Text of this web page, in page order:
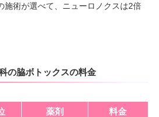
施術が選べて、ニューロノクスは2倍
の脇ボトックスの料金
薬剤 料金